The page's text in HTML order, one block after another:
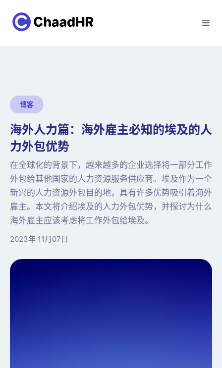
博客
海外人力篇：海外雇主必知的埃及的人
力外包优势
在全球化的背景下，越来越多的企业选择将一部分工作
外包给其他国家的人力资源服务供应商。埃及作为一个
新兴的人力资源外包目的地，具有许多优势吸引着海外
雇主。本文将介绍埃及的人力外包优势，并探讨为什么
海外雇主应该考虑将工作外包给埃及。
2023年 11月07日